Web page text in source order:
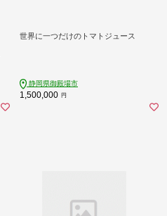
世界に一つだけのトマトジュース
静岡県御殿場市
1,500,000 円